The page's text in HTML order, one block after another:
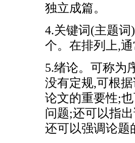
独立成篇。
4.关键词(主题
个。在排列上,
5.绪论。可称为
没有定规,可根
论文的重要性;
问题;还可以指
还可以强调论题